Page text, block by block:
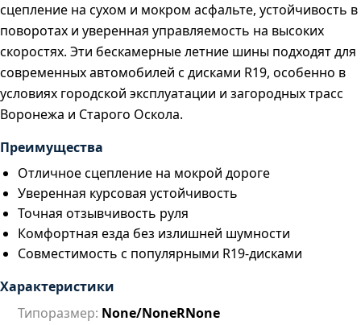
сцепление на сухом и мокром асфальте, устойчивость в
поворотах и уверенная управляемость на высоких
скоростях. Эти бескамерные летние шины подходят для
современных автомобилей с дисками R19, особенно в
условиях городской эксплуатации и загородных трасс
Воронежа и Старого Оскола.
Преимущества
Отличное сцепление на мокрой дороге
Уверенная курсовая устойчивость
Точная отзывчивость руля
Комфортная езда без излишней шумности
Совместимость с популярными R19-дисками
Характеристики
Типоразмер: None/NoneRNone